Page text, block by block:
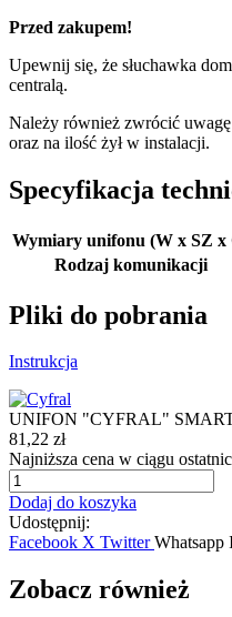
Przed zakupem!
Upewnij się, że słuchawka
centralą.
Należy również zwrócić
oraz na ilość żył w instalacji.
Specyfikacja
Wymiary unifonu (W x SZ x
Rodzaj komunikacji
Pliki do pobrania
Instrukcja
UNIFON "CYFRAL"
81,22 zł
Najniższa cena w ciągu
Dodaj do koszyka
Udostępnij:
Facebook X Twitter Whatsapp
Zobacz również